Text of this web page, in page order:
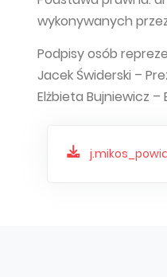
wykonywanych
Podpisy osób
Jacek Świderski –
Elżbieta Bujniewicz –